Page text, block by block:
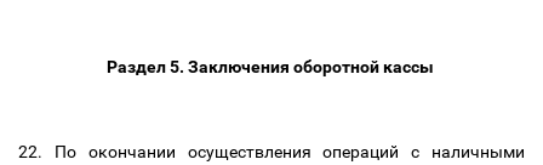
Раздел 5. Заключения оборотной кассы
22. По окончании осуществления операций с наличными